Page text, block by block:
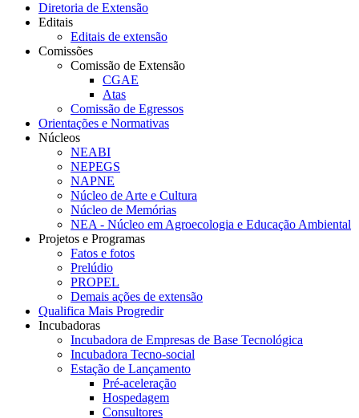
Diretoria de Extensão
Editais
Editais de extensão
Comissões
Comissão de Extensão
CGAE
Atas
Comissão de Egressos
Orientações e Normativas
Núcleos
NEABI
NEPEGS
NAPNE
Núcleo de Arte e Cultura
Núcleo de Memórias
NEA - Núcleo em Agroecologia e Educação Ambiental
Projetos e Programas
Fatos e fotos
Prelúdio
PROPEL
Demais ações de extensão
Qualifica Mais Progredir
Incubadoras
Incubadora de Empresas de Base Tecnológica
Incubadora Tecno-social
Estação de Lançamento
Pré-aceleração
Hospedagem
Consultores